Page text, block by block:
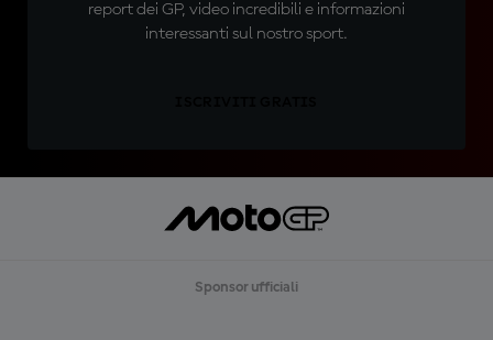
report dei GP, video incredibili e informazioni
interessanti sul nostro sport.
Sponsor ufficiali